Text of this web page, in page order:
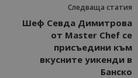
Следваща статия
Шеф Севда Димитрова
от Master Chef се
присъедини към
вкусните уикенди в
Банско